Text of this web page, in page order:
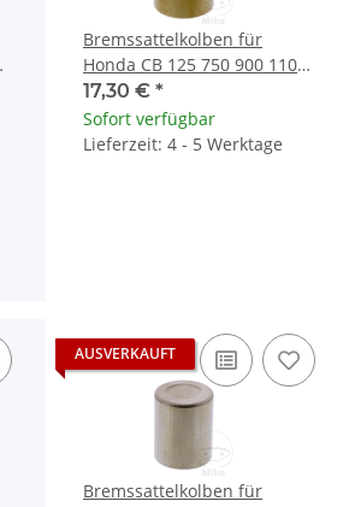
Bremssattelkolben für
Honda CB 125 750 900 1100
CX 500 VF 1100
17,30 € *
Sofort verfügbar
Lieferzeit: 4 - 5 Werktage
AUSVERKAUFT
Bremssattelkolben für